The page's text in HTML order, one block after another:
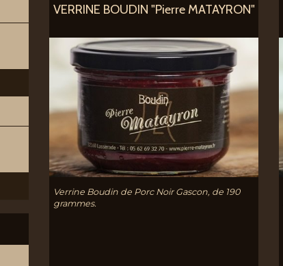
VERRINE BOUDIN "Pierre MATAYRON"
Verrine Boudin de Porc Noir Gascon, de 190
grammes.